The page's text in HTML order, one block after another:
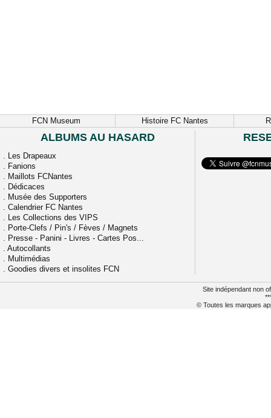
FCN Museum Histoire FC Nantes
ALBUMS AU HASARD
. Les Drapeaux
. Fanions
. Maillots FCNantes
. Dédicaces
. Musée des Supporters
. Calendrier FC Nantes
. Les Collections des VIPS
. Porte-Clefs / Pin's / Fèves / Magnets
. Presse - Panini - Livres - Cartes Pos...
. Autocollants
. Multimédias
. Goodies divers et insolites FCN
Site indépendant non
© Toutes les marques